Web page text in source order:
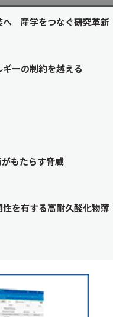
へ 産学をつなぐ研究革新
ーの制約を越える
もたらす脅威
を有する高耐久酸化物薄